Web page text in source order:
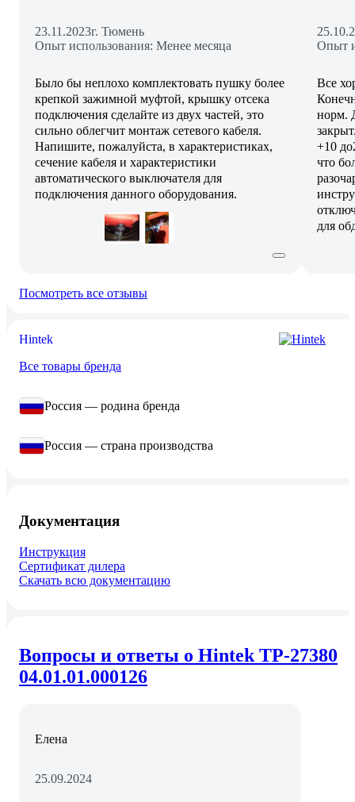
23.11.2023г. Тюмень
Опыт использования: Менее месяца
Было бы неплохо комплектовать пушку более
крепкой зажимной муфтой, крышку отсека
подключения сделайте из двух частей, это
сильно облегчит монтаж сетевого кабеля.
Напишите, пожалуйста, в характеристиках,
сечение кабеля и характеристики
автоматического выключателя для
подключения данного оборудования.
Опыт
Все
норм.
+10
что
для
Посмотреть все отзывы
Hintek
Все товары бренда
Россия — родина бренда
Россия — страна производства
Документация
Инструкция
Сертификат дилера
Скачать всю документацию
Вопросы и ответы о Hintek TP-27380
04.01.01.000126
Елена
25.09.2024